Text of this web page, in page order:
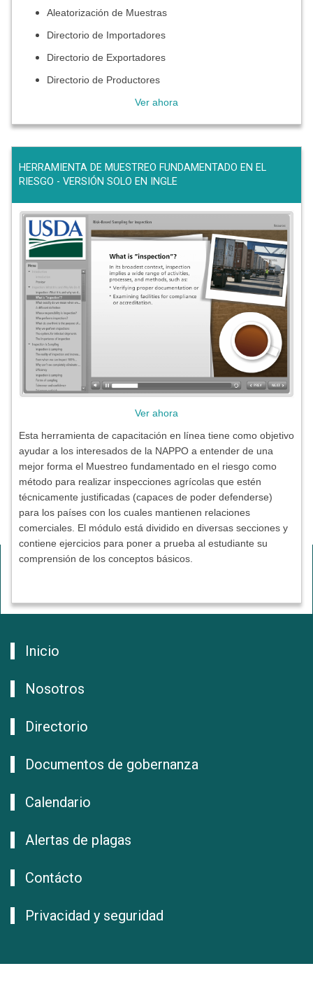
Aleatorización de Muestras
Directorio de Importadores
Directorio de Exportadores
Directorio de Productores
Ver ahora
HERRAMIENTA DE MUESTREO FUNDAMENTADO EN EL
RIESGO - VERSIÓN SOLO EN INGLE
Ver ahora
Esta herramienta de capacitación en línea tiene como objetivo
ayudar a los interesados de la NAPPO a entender de una
mejor forma el Muestreo fundamentado en el riesgo como
método para realizar inspecciones agrícolas que estén
técnicamente justificadas (capaces de poder defenderse)
para los países con los cuales mantienen relaciones
comerciales. El módulo está dividido en diversas secciones y
contiene ejercicios para poner a prueba al estudiante su
comprensión de los conceptos básicos.
Inicio
Nosotros
Directorio
Documentos de gobernanza
Calendario
Alertas de plagas
Contácto
Privacidad y seguridad